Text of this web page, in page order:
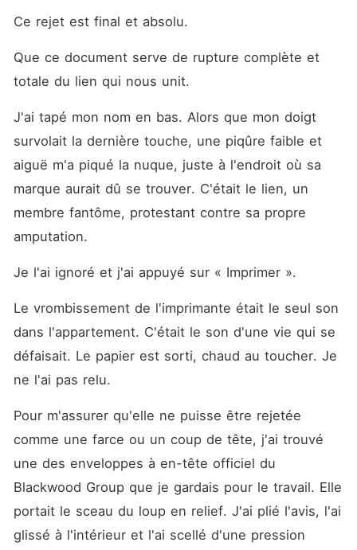
Ce rejet est final et absolu.
Que ce document serve de rupture complète et
totale du lien qui nous unit.
J'ai tapé mon nom en bas. Alors que mon doigt
survolait la dernière touche, une piqûre faible et
aiguë m'a piqué la nuque, juste à l'endroit où sa
marque aurait dû se trouver. C'était le lien, un
membre fantôme, protestant contre sa propre
amputation.
Je l'ai ignoré et j'ai appuyé sur « Imprimer ».
Le vrombissement de l'imprimante était le seul son
dans l'appartement. C'était le son d'une vie qui se
défaisait. Le papier est sorti, chaud au toucher. Je
ne l'ai pas relu.
Pour m'assurer qu'elle ne puisse être rejetée
comme une farce ou un coup de tête, j'ai trouvé
une des enveloppes à en-tête officiel du
Blackwood Group que je gardais pour le travail. Elle
portait le sceau du loup en relief. J'ai plié l'avis, l'ai
glissé à l'intérieur et l'ai scellé d'une pression